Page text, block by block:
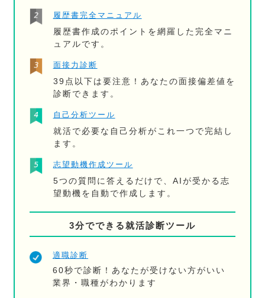
履歴書完全マニュアル
履歴書作成のポイントを網羅した完全マニ
ュアルです。
面接力診断
39点以下は要注意！あなたの面接偏差値を
診断できます。
自己分析ツール
就活で必要な自己分析がこれ一つで完結し
ます。
志望動機作成ツール
5つの質問に答えるだけで、AIが受かる志
望動機を自動で作成します。
3分でできる就活診断ツール
適職診断
60秒で診断！あなたが受けない方がいい
業界・職種がわかります